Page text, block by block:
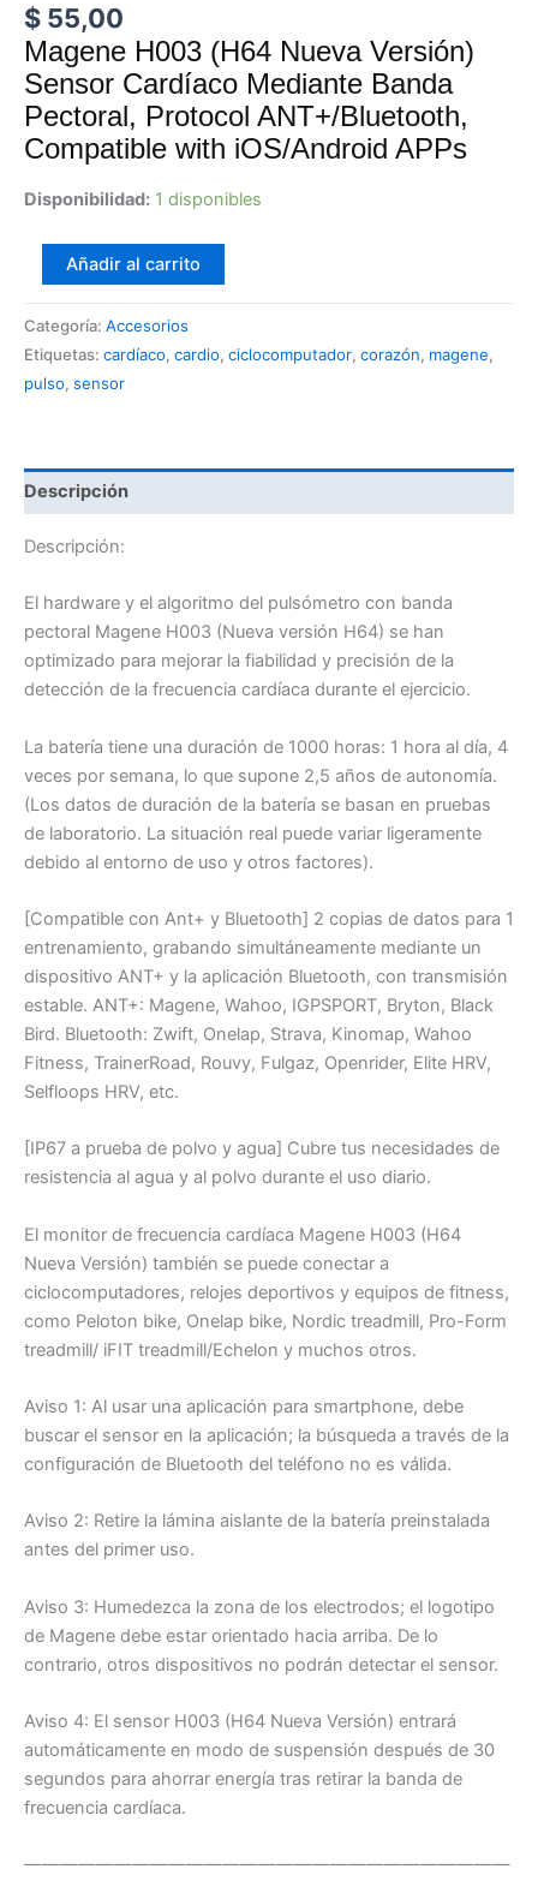
$ 55,00
Magene H003 (H64 Nueva Versión)
Sensor Cardíaco Mediante Banda
Pectoral, Protocol ANT+/Bluetooth,
Compatible with iOS/Android APPs
Disponibilidad: 1 disponibles
Añadir al carrito
Categoría: Accesorios
Etiquetas: cardíaco, cardio, ciclocomputador, corazón, magene,
pulso, sensor
Descripción
Descripción:
El hardware y el algoritmo del pulsómetro con banda
pectoral Magene H003 (Nueva versión H64) se han
optimizado para mejorar la fiabilidad y precisión de la
detección de la frecuencia cardíaca durante el ejercicio.
La batería tiene una duración de 1000 horas: 1 hora al día, 4
veces por semana, lo que supone 2,5 años de autonomía.
(Los datos de duración de la batería se basan en pruebas
de laboratorio. La situación real puede variar ligeramente
debido al entorno de uso y otros factores).
[Compatible con Ant+ y Bluetooth] 2 copias de datos para 1
entrenamiento, grabando simultáneamente mediante un
dispositivo ANT+ y la aplicación Bluetooth, con transmisión
estable. ANT+: Magene, Wahoo, IGPSPORT, Bryton, Black
Bird. Bluetooth: Zwift, Onelap, Strava, Kinomap, Wahoo
Fitness, TrainerRoad, Rouvy, Fulgaz, Openrider, Elite HRV,
Selfloops HRV, etc.
[IP67 a prueba de polvo y agua] Cubre tus necesidades de
resistencia al agua y al polvo durante el uso diario.
El monitor de frecuencia cardíaca Magene H003 (H64
Nueva Versión) también se puede conectar a
ciclocomputadores, relojes deportivos y equipos de fitness,
como Peloton bike, Onelap bike, Nordic treadmill, Pro-Form
treadmill/ iFIT treadmill/Echelon y muchos otros.
Aviso 1: Al usar una aplicación para smartphone, debe
buscar el sensor en la aplicación; la búsqueda a través de la
configuración de Bluetooth del teléfono no es válida.
Aviso 2: Retire la lámina aislante de la batería preinstalada
antes del primer uso.
Aviso 3: Humedezca la zona de los electrodos; el logotipo
de Magene debe estar orientado hacia arriba. De lo
contrario, otros dispositivos no podrán detectar el sensor.
Aviso 4: El sensor H003 (H64 Nueva Versión) entrará
automáticamente en modo de suspensión después de 30
segundos para ahorrar energía tras retirar la banda de
frecuencia cardíaca.
———————————————————————————